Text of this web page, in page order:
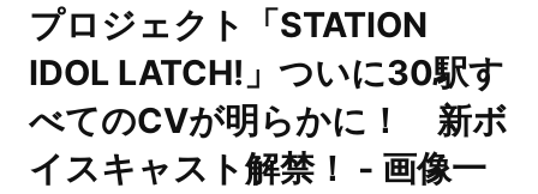
プロジェクト「STATION
IDOL LATCH!」ついに30駅す
べてのCVが明らかに！ 新ボ
イスキャスト解禁！ - 画像一